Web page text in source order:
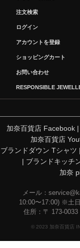
注文検索
ログイン
アカウントを登録
ショッピングカート
お問い合わせ
RESPONSIBLE
加奈百貨店 Facebook|
加奈百貨店
ブランドダウン Tシャツ |
| ブランドキッチ
加奈
メール：
10:00〜17:00) ※土
住所：〒 173-
© 2023 加奈百貨店